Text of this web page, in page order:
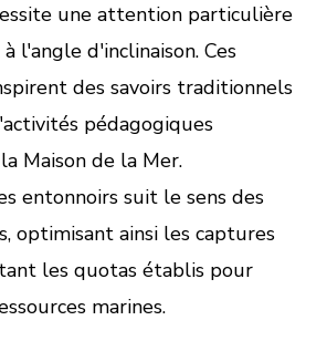
une attention particulière
l'angle d'inclinaison. Ces
des savoirs traditionnels
pédagogiques
Maison de la Mer.
entonnoirs suit le sens des
optimisant ainsi les captures
les quotas établis pour
marines.